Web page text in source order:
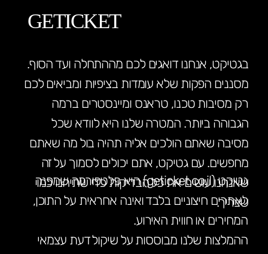
גטיקט (geticket.co.il) היא פלטפורמה שמפנה
לאתרים חיצוניים בלבד ואינה אחראית על התוכן,
המחירים או חווית האירוע.
ההמלצות שלנו מבוססות על שיקול דעת עצמאי
GETICKET
בגטיקט, אנחנו דואגים לכם מההתחלה ועד הסוף.
מסננים הפקות שלא עומדות בציפיות ומביאים לכם
רק מסיבות טכנו, טראנס ומיינסטרים ברמה
הגבוהה ביותר. המטרה שלנו היא לוודא שכל
מסיבה שאתם הולכים אליה תהיה בול מה שאתם
מחפשים. עם גטיקט, אתם יכולים לסמוך על זה
שאנחנו עושים את כל הבדיקות כדי שתיהנו כמו
שצריך.